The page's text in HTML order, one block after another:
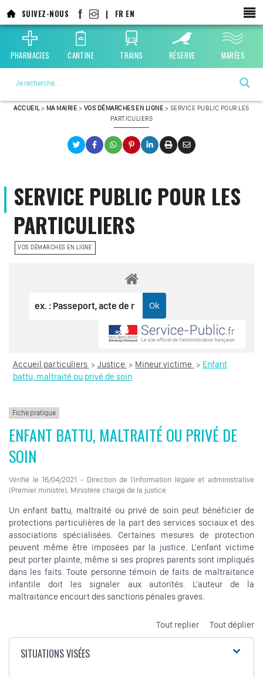
SUIVEZ-NOUS | FR EN
PHARMACIES CANTINE TRAINS RÉSERVE MARÉES
ACCUEIL> MA MAIRIE > VOS DÉMARCHES EN LIGNE > SERVICE PUBLIC POUR LES
PARTICULIERS
SERVICE PUBLIC POUR LES
PARTICULIERS
VOS DÉMARCHES EN LIGNE
Accueil particuliers > Justice > Mineur victime > Enfant
battu, maltraité ou privé de soin
Fiche pratique
ENFANT BATTU, MALTRAITÉ OU PRIVÉ DE
SOIN
Vérifié le 16/04/2021 - Direction de l'information légale et administrative
(Premier ministre), Ministère chargé de la justice
Un enfant battu, maltraité ou privé de soin peut bénéficier de
protections particulières de la part des services sociaux et des
associations spécialisées. Certaines mesures de protection
peuvent même être imposées par la justice. L'enfant victime
peut porter plainte, même si ses propres parents sont impliqués
dans les faits. Toute personne témoin de faits de maltraitance
infantile doit les signaler aux autorités. L'auteur de la
maltraitance encourt des sanctions pénales graves.
Tout replier Tout déplier
SITUATIONS VISÉES